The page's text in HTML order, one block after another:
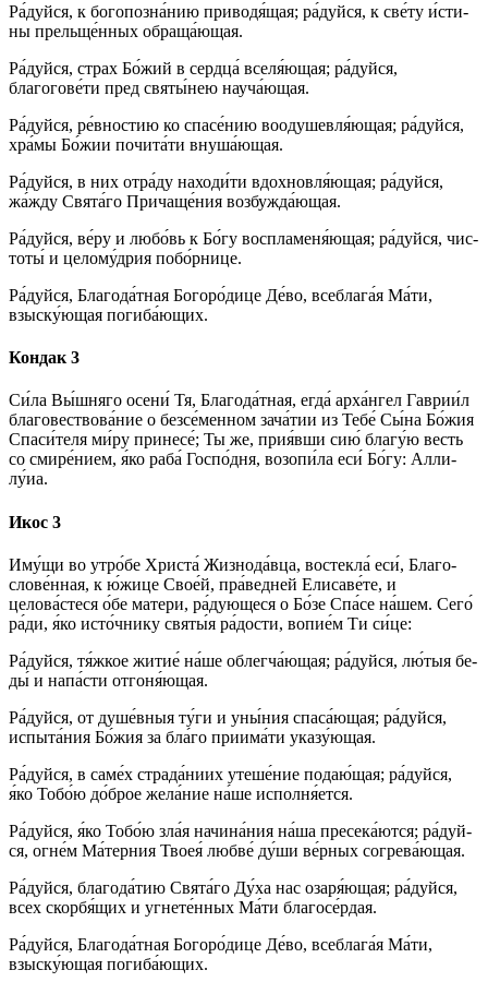
Ра́­дуй­ся, к богопозна́нию приводя́щая; ра́­дуй­ся, к све́­ту и́с­ти­
ны прельще́нных обраща́ющая.
Ра́­дуй­ся, страх Бо́­жий в серд­ца́ вселя́ющая; ра́­дуй­ся,
благогове́ти пред свя­ты́­нею науча́ющая.
Ра́­дуй­ся, ре́вностию ко спа­се́­нию воодушевля́ющая; ра́­дуй­ся,
хра́мы Бо́жии почита́ти внуша́ющая.
Ра́­дуй­ся, в них отра́ду находи́ти вдохновля́ющая; ра́­дуй­ся,
жа́жду Свя­та́­го Причаще́ния возбужда́ющая.
Ра́­дуй­ся, ве́­ру и лю­бо́вь к Бо́­гу воспламеня́ющая; ра́­дуй­ся, чис­
то­ты́ и це­ло­му́д­рия побо́рнице.
Ра́­дуй­ся, Бла­го­да́т­ная Бо­го­ро́­ди­це Де́­во, всеблага́я Ма́­ти,
взыску́ющая погиба́ющих.
Кондак 3
Си́­ла Вы́ш­ня­го осени́ Тя, Бла­го­да́т­ная, ег­да́ ар­ха́н­гел Гаврии́л
благовествова́ние о безсе́менном зача́тии из Те­бе́ Сы́­на Бо́­жия
Спа­си́­те­ля ми́­ру при­не­се́; Ты же, прия́вши сию́ благу́ю весть
со смире́нием, я́ко раба́ Гос­по́д­ня, возопи́ла еси́ Бо́­гу: Алли­
лу́иа.
Икос 3
Иму́­щи во утро́­бе Хри­ста́ Жиз­но­да́в­ца, востекла́ еси́, Бла­го­
сло­ве́н­ная, к ю́жице Свое́й, пра́ведней Елисаве́те, и
целова́стеся о́бе ма­те­ри, ра́дующеся о Бо́­зе Спа́­се на́­шем. Се­го́
ра́­ди, я́ко исто́чнику свя­ты́я ра́­дос­ти, во­пи­е́м Ти си́­це:
Ра́­дуй­ся, тя́жкое жи­тие́ на́­ше облегча́ющая; ра́­дуй­ся, лю́тыя бе­
ды́ и на­па́с­ти от­го­ня́ю­щая.
Ра́­дуй­ся, от ду­ше́в­ныя ту́ги и уны́ния спа­са́ю­щая; ра́­дуй­ся,
испыта́ния Бо́­жия за бла́­го приима́ти указу́ющая.
Ра́­дуй­ся, в саме́х страда́ниих уте­ше́­ние по­даю́­щая; ра́­дуй­ся,
я́ко То­бо́ю до́б­рое же­ла́­ние на́­ше ис­пол­ня́­ет­ся.
Ра́­дуй­ся, я́ко То­бо́ю зла́я на­чи­на́­ния на́­ша пресека́ются; ра́­дуй­
ся, огне́м Ма́терния Твоея́ люб­ве́ ду́­ши ве́р­ных согрева́ющая.
Ра́­дуй­ся, бла­го­да́­тию Свя­та́­го Ду́­ха нас оза­ря́ю­щая; ра́­дуй­ся,
всех скор­бя́­щих и угнете́нных Ма́­ти благосе́рдая.
Ра́­дуй­ся, Бла­го­да́т­ная Бо­го­ро́­ди­це Де́­во, всеблага́я Ма́­ти,
взыску́ющая погиба́ющих.